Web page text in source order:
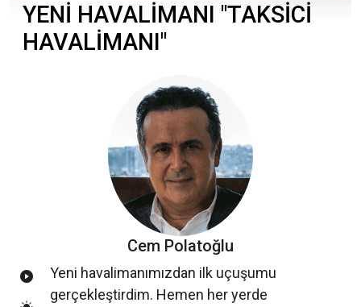
YENİ HAVALİMANI "TAKSİCİ
HAVALİMANI"
Cem Polatoğlu
Yeni havalimanımızdan ilk uçuşumu
gerçekleştirdim. Hemen her yerde